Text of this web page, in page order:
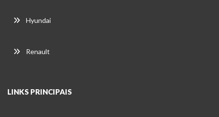
Hyundai
Renault
LINKS PRINCIPAIS